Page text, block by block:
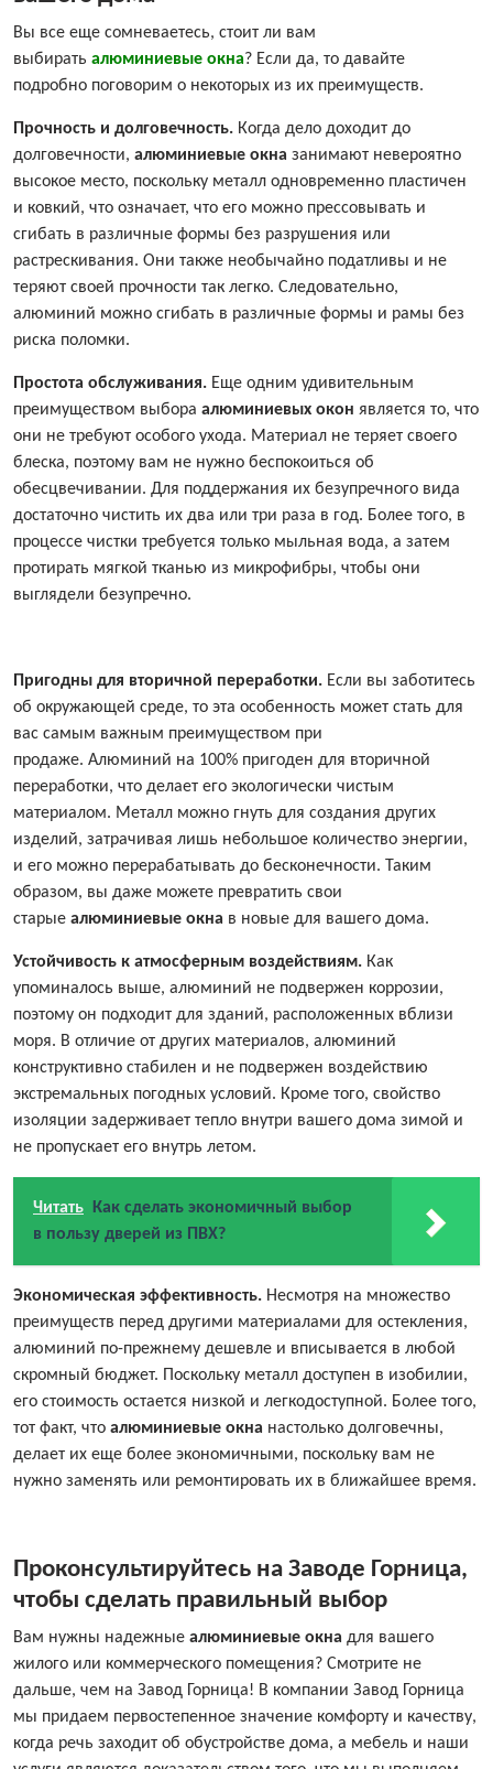
Вы все еще сомневаетесь, стоит ли вам
выбирать алюминиевые окна? Если да, то давайте
подробно поговорим о некоторых из их преимуществ.
Прочность и долговечность. Когда дело доходит до
долговечности, алюминиевые окна занимают невероятно
высокое место, поскольку металл одновременно пластичен
и ковкий, что означает, что его можно прессовывать и
сгибать в различные формы без разрушения или
растрескивания. Они также необычайно податливы и не
теряют своей прочности так легко. Следовательно,
алюминий можно сгибать в различные формы и рамы без
риска поломки.
Простота обслуживания. Еще одним удивительным
преимуществом выбора алюминиевых окон является то, что
они не требуют особого ухода. Материал не теряет своего
блеска, поэтому вам не нужно беспокоиться об
обесцвечивании. Для поддержания их безупречного вида
достаточно чистить их два или три раза в год. Более того, в
процессе чистки требуется только мыльная вода, а затем
протирать мягкой тканью из микрофибры, чтобы они
выглядели безупречно.
Пригодны для вторичной переработки. Если вы заботитесь
об окружающей среде, то эта особенность может стать для
вас самым важным преимуществом при
продаже. Алюминий на 100% пригоден для вторичной
переработки, что делает его экологически чистым
материалом. Металл можно гнуть для создания других
изделий, затрачивая лишь небольшое количество энергии,
и его можно перерабатывать до бесконечности. Таким
образом, вы даже можете превратить свои
старые алюминиевые окна в новые для вашего дома.
Устойчивость к атмосферным воздействиям. Как
упоминалось выше, алюминий не подвержен коррозии,
поэтому он подходит для зданий, расположенных вблизи
моря. В отличие от других материалов, алюминий
конструктивно стабилен и не подвержен воздействию
экстремальных погодных условий. Кроме того, свойство
изоляции задерживает тепло внутри вашего дома зимой и
не пропускает его внутрь летом.
Читать
Как сделать экономичный выбор
в пользу дверей из ПВХ?
Экономическая эффективность. Несмотря на множество
преимуществ перед другими материалами для остекления,
алюминий по-прежнему дешевле и вписывается в любой
скромный бюджет. Поскольку металл доступен в изобилии,
его стоимость остается низкой и легкодоступной. Более того,
тот факт, что алюминиевые окна настолько долговечны,
делает их еще более экономичными, поскольку вам не
нужно заменять или ремонтировать их в ближайшее время.
Проконсультируйтесь на Заводе Горница,
чтобы сделать правильный выбор
Вам нужны надежные алюминиевые окна для вашего
жилого или коммерческого помещения? Смотрите не
дальше, чем на Завод Горница! В компании Завод Горница
мы придаем первостепенное значение комфорту и качеству,
когда речь заходит об обустройстве дома, а мебель и наши